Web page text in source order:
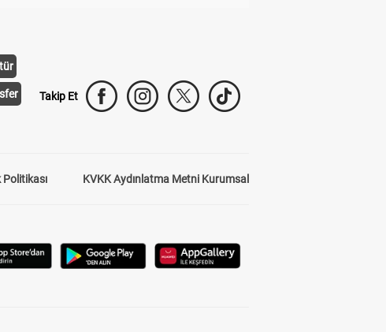
Takip Et
Politikası KVKK Aydınlatma Metni Kurumsal